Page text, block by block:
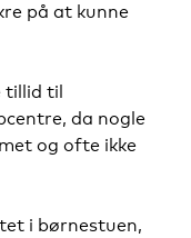
på at kunne
tillid til
da nogle
og ofte ikke
i børnestuen,